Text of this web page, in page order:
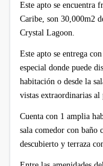
Este apto se encuentra
Caribe, son 30,000m2
Crystal Lagoon.
Este apto se entrega
especial donde puede
habitación o desde la
vistas extraordinarias al
Cuenta con 1 amplia
sala comedor con baño
descubierto y terraza